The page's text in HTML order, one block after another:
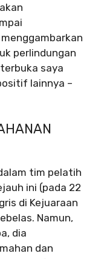
perlindungan
saya
lainnya –
tim pelatih
ini (pada 22
di Kejuaraan
Namun,
dia
dan